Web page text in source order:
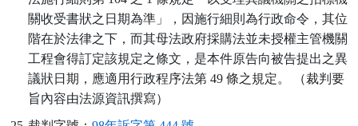
關收受書狀之日期為準」，因施行細則為行政命令，其位
階在於法律之下，而其母法政府採購法並未授權主管機關
工程會得訂定該規定之條文，是本件原告向被告提出之異
議狀日期，應適用行政程序法第 49 條之規定。 （裁判要
旨內容由法源資訊撰寫）